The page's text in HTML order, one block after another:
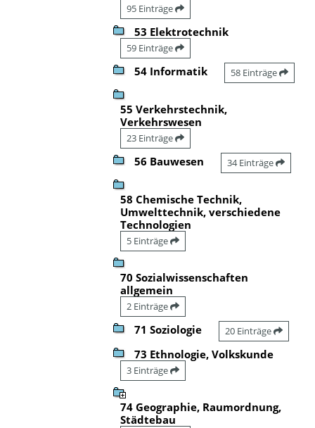
95 Einträge
53 Elektrotechnik
59 Einträge
54 Informatik 58 Einträge
55 Verkehrstechnik,
Verkehrswesen
23 Einträge
56 Bauwesen 34 Einträge
58 Chemische Technik,
Umwelttechnik, verschiedene
Technologien
5 Einträge
70 Sozialwissenschaften
allgemein
2 Einträge
71 Soziologie 20 Einträge
73 Ethnologie, Volkskunde
3 Einträge
74 Geographie, Raumordnung,
Städtebau